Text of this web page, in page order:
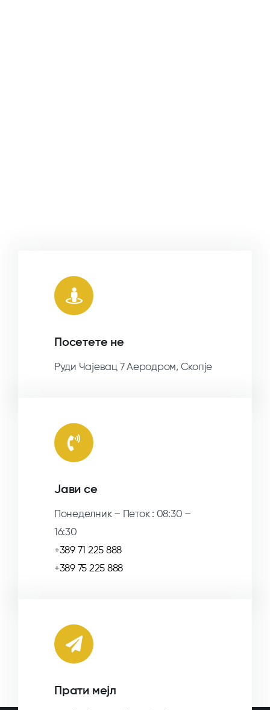
Посетете не
Руди Чајевац 7 Аеродром, Скопје
Јави се
Понеделник – Петок : 08:30 –
16:30
+389 71 225 888
+389 75 225 888
Прати мејл